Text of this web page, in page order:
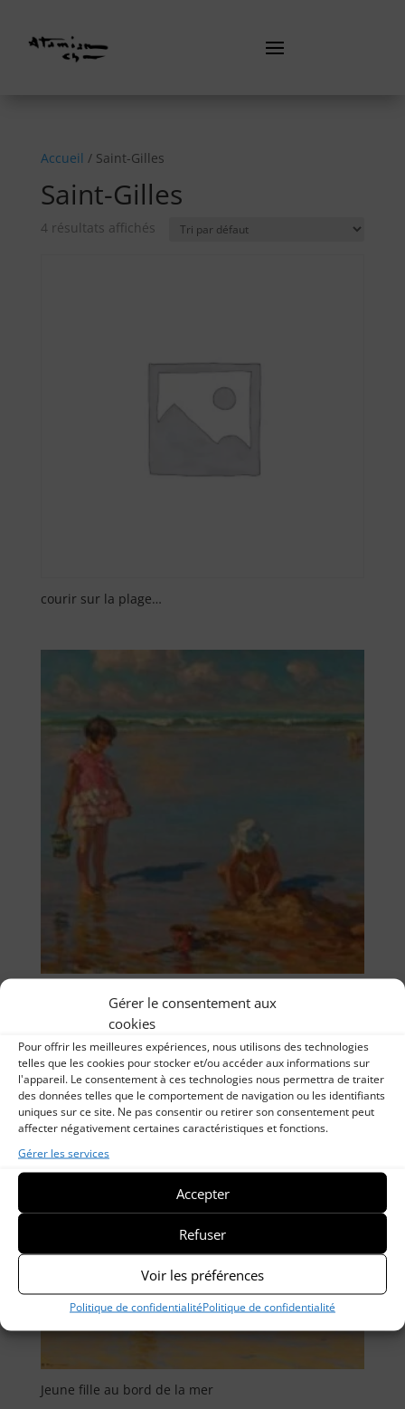
Gérer le consentement aux
cookies
Pour offrir les meilleures expériences, nous utilisons des technologies
telles que les cookies pour stocker et/ou accéder aux informations sur
l'appareil. Le consentement à ces technologies nous permettra de traiter
des données telles que le comportement de navigation ou les identifiants
uniques sur ce site. Ne pas consentir ou retirer son consentement peut
affecter négativement certaines caractéristiques et fonctions.
Gérer les services
Accepter
Refuser
Voir les préférences
Politique de confidentialitéPolitique de confidentialité
Accueil / Saint-Gilles
Saint-Gilles
4 résultats affichés
courir sur la plage…
Enfant jouant sur la plage
Jeune fille au bord de la mer